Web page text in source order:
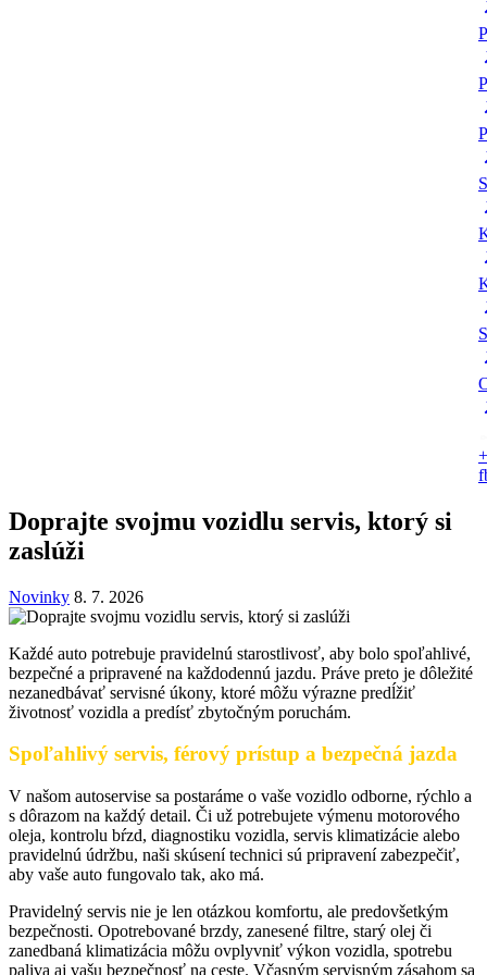
Doprajte svojmu vozidlu servis, ktorý si
zaslúži
Novinky 8. 7. 2026
Každé auto potrebuje pravidelnú starostlivosť, aby bolo spoľahlivé,
bezpečné a pripravené na každodennú jazdu. Práve preto je dôležité
nezanedbávať servisné úkony, ktoré môžu výrazne predĺžiť
životnosť vozidla a predísť zbytočným poruchám.
Spoľahlivý servis, férový prístup a bezpečná jazda
V našom autoservise sa postaráme o vaše vozidlo odborne, rýchlo a
s dôrazom na každý detail. Či už potrebujete výmenu motorového
oleja, kontrolu bŕzd, diagnostiku vozidla, servis klimatizácie alebo
pravidelnú údržbu, naši skúsení technici sú pripravení zabezpečiť,
aby vaše auto fungovalo tak, ako má.
Pravidelný servis nie je len otázkou komfortu, ale predovšetkým
bezpečnosti. Opotrebované brzdy, zanesené filtre, starý olej či
zanedbaná klimatizácia môžu ovplyvniť výkon vozidla, spotrebu
paliva aj vašu bezpečnosť na ceste. Včasným servisným zásahom sa